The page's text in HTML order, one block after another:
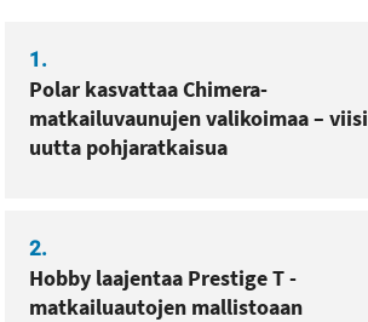
1.
Polar kasvattaa Chimera-
matkailuvaunujen valikoimaa – viisi
uutta pohjaratkaisua
2.
Hobby laajentaa Prestige T -
matkailuautojen mallistoaan